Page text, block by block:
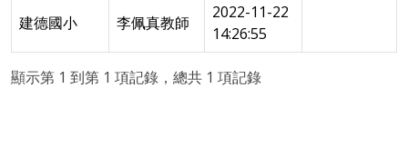
建德國小 李佩真教師
2022-11-22
14:26:55
顯示第 1 到第 1 項記錄，總共 1 項記錄